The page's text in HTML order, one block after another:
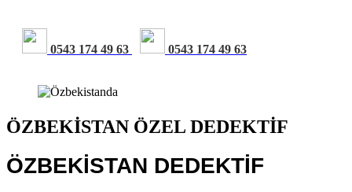
0543 174 49 63 0543 174 49 63
ÖZBEKİSTAN ÖZEL DEDEKTİF
ÖZBEKİSTAN DEDEKTİF